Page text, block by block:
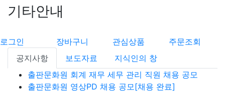
기타안내
로그인 장바구니 관심상품
주문조회
공지사항
보도자료
지식인의 창
출판문화원 회계 재무 세무 관리 직원 채용 공모
출판문화원 영상PD 채용 공모[채용 완료]